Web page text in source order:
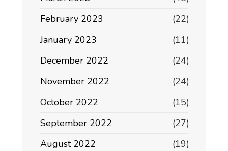
February 2023
(22)
January 2023
(11)
December 2022
(24)
November 2022
(24)
October 2022
(15)
September 2022
(27)
August 2022
(19)